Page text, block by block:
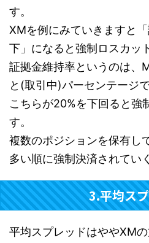
す。
XMを例にみていきますと
下」になると強制ロスカッ
証拠金維持率というのは、
と(取引中)パーセンテージ
こちらが20%を下回ると強
す。
複数のポジションを保有し
多い順に強制決済されてい
3.平均ス
平均スプレッドはややXMの